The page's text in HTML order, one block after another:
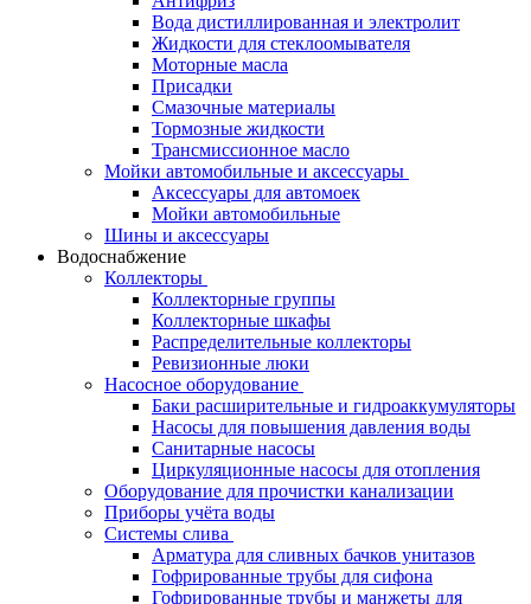
Вода дистиллированная и электролит
Жидкости для стеклоомывателя
Моторные масла
Присадки
Смазочные материалы
Тормозные жидкости
Трансмиссионное масло
Мойки автомобильные и аксессуары
Аксессуары для автомоек
Мойки автомобильные
Шины и аксессуары
Водоснабжение
Коллекторы
Коллекторные группы
Коллекторные шкафы
Распределительные коллекторы
Ревизионные люки
Насосное оборудование
Баки расширительные и гидроаккумуляторы
Насосы для повышения давления воды
Санитарные насосы
Циркуляционные насосы для отопления
Оборудование для прочистки канализации
Приборы учёта воды
Системы слива
Арматура для сливных бачков унитазов
Гофрированные трубы для сифона
Гофрированные трубы и манжеты для